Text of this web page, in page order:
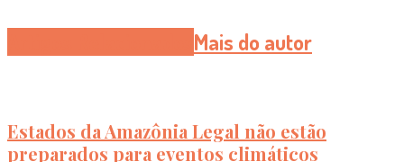
Mais do autor
Estados da Amazônia Legal não estão
preparados para eventos climáticos